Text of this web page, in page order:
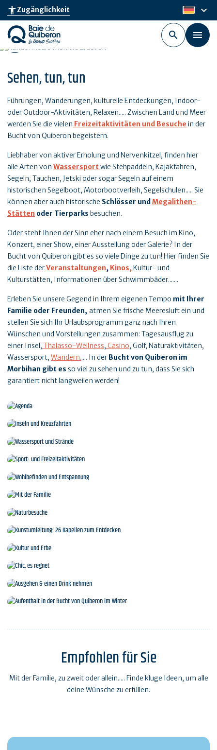
Skip
main
content
accessibility_newZugänglichkeit de
keyboard_arrow_down
Sehen, tun, tun
Führungen, Wanderungen, kulturelle Entdeckungen, Indoor-
oder Outdoor-Aktivitäten, Relaxen..... Zwischen Land und Meer
werden Sie die vielen Freizeitaktivitäten und Besuche in der
Bucht von Quiberon begeistern.
Liebhaber von aktiver Erholung und Nervenkitzel, finden hier
alle Arten von Wassersport wie Stehpaddeln, Kajakfahren,
Segeln, Tauchen, Jetski oder sogar Segeln auf einem
historischen Segelboot, Motorbootverleih, Segelschulen..... Sie
können aber auch historische Schlösser und Megalithen-
Stätten oder Tierparks besuchen.
Oder steht Ihnen der Sinn eher nach einem Besuch im Kino,
Konzert, einer Show, einer Ausstellung oder Galerie? In der
Bucht von Quiberon gibt es so viele Dinge zu tun! Hier finden Sie
die Liste derVeranstaltungen, Kinos, Kultur- und
Kulturstätten, Informationen über Schwimmbäder.......
Erleben Sie unsere Gegend in Ihrem eigenen Tempo mit Ihrer
Familie oder Freunden, atmen Sie frische Meeresluft ein und
stellen Sie sich Ihr Urlaubsprogramm ganz nach Ihren
Wünschen und Vorstellungen zusammen: Tagesausflug zu
einer Insel, Thalasso-Wellness, Casino, Golf, Naturaktivitäten,
Wassersport, Wandern..... In der Bucht von Quiberon im
Morbihan gibt es so viel zu sehen und zu tun, dass Sie sich
garantiert nicht langweilen werden!
Inseln und Kreuzfahrten
Wassersport und Strände
Sport- und Freizeitaktivitäten
Naturbesuche
Kunstumleitung: 26 Kapellen zum Entdecken
Chic, es regnet
Ausgehen & einen Drink nehmen
Empfohlen für Sie
Mit der Familie, zu zweit oder allein..... Finde kluge Ideen, um alle
deine Wünsche zu erfüllen.